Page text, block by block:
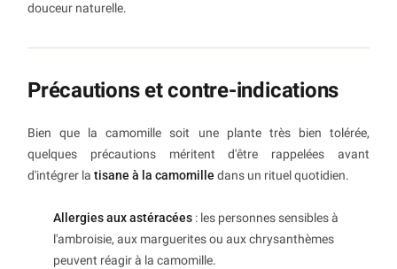
douceur naturelle.
Précautions et contre-indications
Bien que la camomille soit une plante très bien tolérée,
quelques précautions méritent d'être rappelées avant
d'intégrer la tisane à la camomille dans un rituel quotidien.
Allergies aux astéracées : les personnes sensibles à
l'ambroisie, aux marguerites ou aux chrysanthèmes
peuvent réagir à la camomille.